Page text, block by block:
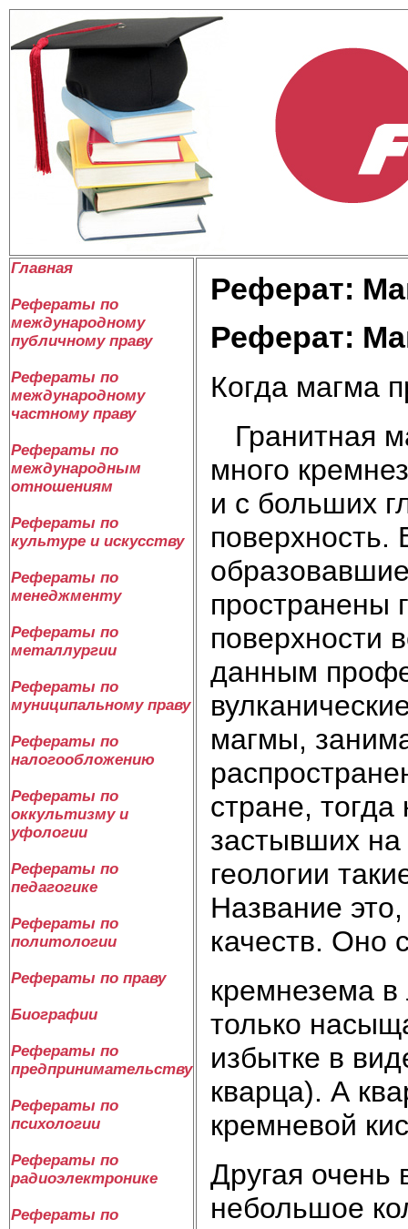
Главная
Рефераты по
международному
публичному праву
Рефераты по
международному
частному праву
Рефераты по
международным
отношениям
Рефераты по
культуре и искусству
Рефераты по
менеджменту
Рефераты по
металлургии
Рефераты по
муниципальному праву
Рефераты по
налогообложению
Рефераты по
оккультизму и
уфологии
Рефераты по
педагогике
Рефераты по
политологии
Рефераты по праву
Биографии
Рефераты по
предпринимательству
Рефераты по
психологии
Рефераты по
радиоэлектронике
Рефераты по
Реферат:
Реферат:
Когда магма
Гранитная
много
и с больших
поверхность.
пространены
поверхности
данным
магмы,
стране,
застывших на
геологии
Название
качеств. Оно
кремнезема в
только
избытке в
кварца). А
кремневой
Другая
неболь­шое